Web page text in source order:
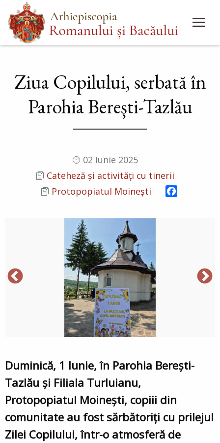
Mergi
la
conţinutul
Main
menu
Ziua Copilului, serbată în
Parohia Berești-Tazlău
02 Iunie 2025
Cateheză și activități cu tinerii
Protopopiatul Moinești
Duminică, 1 Iunie, în Parohia Berești-
Tazlău și Filiala Turluianu,
Protopopiatul Moinești, copiii din
comunitate au fost sărbătoriți cu prilejul
Zilei Copilului, într-o atmosferă de